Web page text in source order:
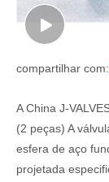
compartilhar com:
A China J-
(2 peças) A
esfera de aço
projetada